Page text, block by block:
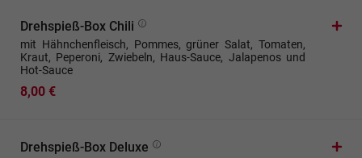
Drehspieß-Box Chili
mit Hähnchenfleisch, Pommes, grüner Salat, Tomaten,
Kraut, Peperoni, Zwiebeln, Haus-Sauce, Jalapenos und
Hot-Sauce
8,00 €
Drehspieß-Box Deluxe